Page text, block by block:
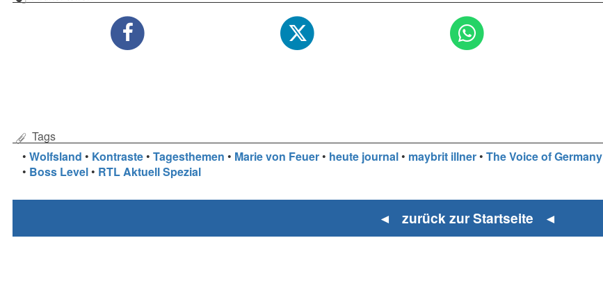
Tags
• Wolfsland • Kontraste • Tagesthemen • Marie von Feuer • heute journal • maybrit illner • The Voice of Germany
• Boss Level • RTL Aktuell Spezial
◄ zurück zur Startseite ◄